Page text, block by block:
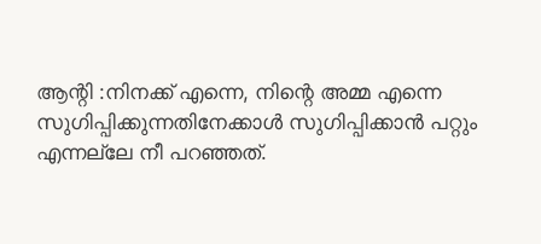
ആന്റി :നിനക്ക് എന്നെ, നിന്റെ അമ്മ എന്നെ
സുഗിപ്പിക്കുന്നതിനേക്കാൾ സുഗിപ്പിക്കാൻ പറ്റും
എന്നല്ലേ നീ പറഞ്ഞത്.